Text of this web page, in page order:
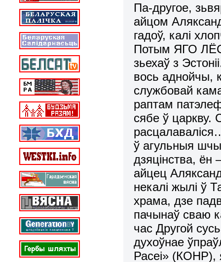
Па-другое,
айцом
гадоў, калі
Потым ЯГО ЛЁС
зьехаў з
вось аднойчы,
службовай
раптам
сябе ў царкву.
ў агульныя
дзяцінства, ён
айцец
некалі жылі ў
храма, дзе
пачынаў сваю
час Другой
духоўнае
Расеі» (КОНР),